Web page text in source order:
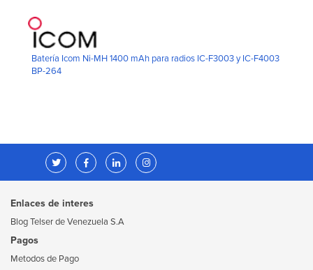
Batería Icom Ni-MH 1400 mAh para radios IC-F3003 y IC-F4003
BP-264
Enlaces de interes
Blog Telser de Venezuela S.A
Pagos
Metodos de Pago